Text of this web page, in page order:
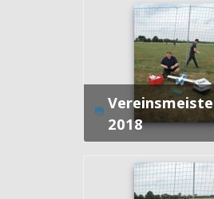
Vereinsmeisterschaft
2018